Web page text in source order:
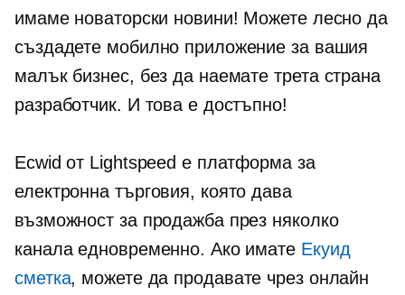
имаме новаторски новини! Можете лесно да
създадете мобилно приложение за вашия
малък бизнес, без да наематетрета страна
разработчик. И това е достъпно!
Ecwid от Lightspeed е платформа за
електронна търговия, която дава
възможност за продажба през няколко
канала едновременно. Ако имате Екуид
сметка, можете да продавате чрез онлайн